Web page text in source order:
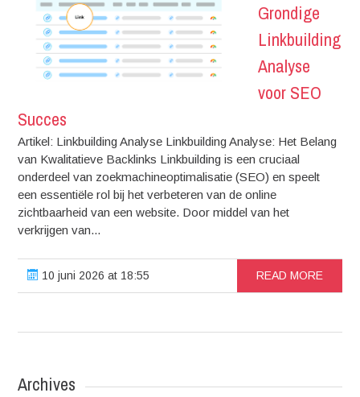
Grondige
Linkbuilding
Analyse
voor SEO
Succes
Artikel: Linkbuilding Analyse Linkbuilding Analyse: Het Belang
van Kwalitatieve Backlinks Linkbuilding is een cruciaal
onderdeel van zoekmachineoptimalisatie (SEO) en speelt
een essentiële rol bij het verbeteren van de online
zichtbaarheid van een website. Door middel van het
verkrijgen van...
10 juni 2026 at 18:55 READ MORE
Archives